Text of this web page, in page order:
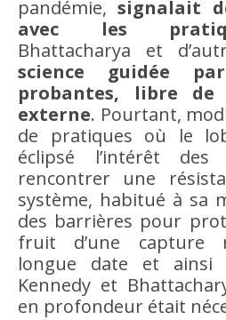
pandémie,signalait
avec les
Bhattacharya et
science guidée
probantes, libre de
externe. Pourtant,
de pratiques où le
éclipsé l’intérêt des
rencontrer une
système, habitué à sa
des barrières pour
fruit d’une capture
longue date et ainsi
Kennedy et
en profondeur était